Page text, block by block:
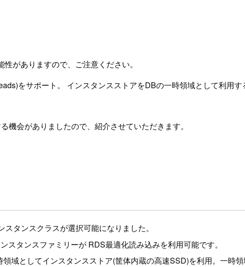
がありますので、ご注意ください。
をサポート。 インスタンスストアをDBの一時領域として利用
会がありましたので、紹介させていただきます。
タンスクラスが選択可能になりました。
スタンスファミリーが RDS最適化読み込みを利用可能です。
域としてインスタンスストア(筐体内蔵の高速SSD)を利用。一時